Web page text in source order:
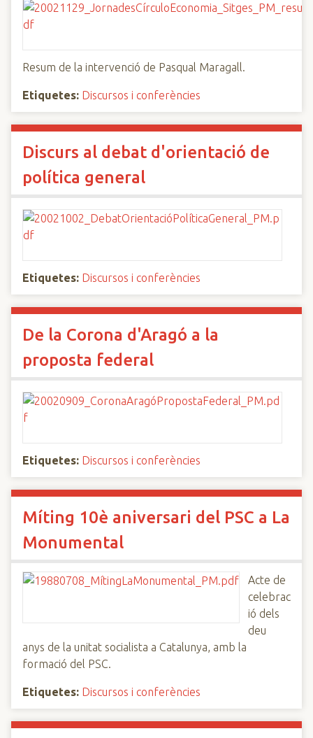
Resum de la intervenció de Pasqual Maragall.
Etiquetes: Discursos i conferències
Discurs al debat d'orientació de
política general
Etiquetes: Discursos i conferències
De la Corona d'Aragó a la
proposta federal
Etiquetes: Discursos i conferències
Míting 10è aniversari del PSC a La
Monumental
Acte de
celebrac
ió dels
deu
anys de la unitat socialista a Catalunya, amb la
formació del PSC.
Etiquetes: Discursos i conferències